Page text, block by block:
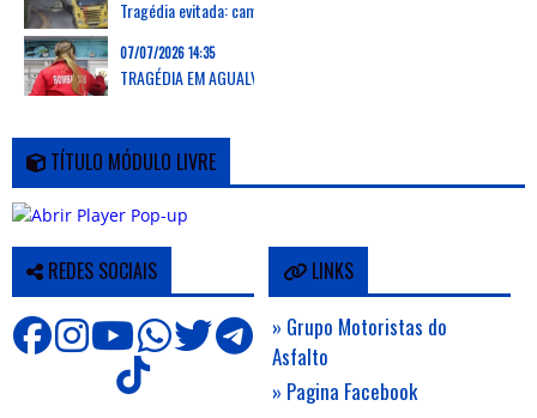
07/07/2026 14:35
TÍTULO MÓDULO LIVRE
REDES SOCIAIS LINKS
» Grupo Motoristas do
Asfalto
» Pagina Facebook